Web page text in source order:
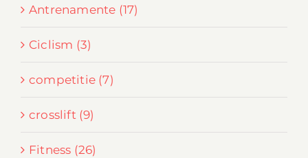
Antrenamente (17)
Ciclism (3)
competitie (7)
crosslift (9)
Fitness (26)